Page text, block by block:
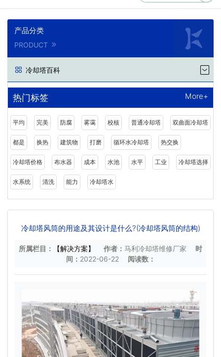
产品分类
PRODUCT
冷却塔百科
热门标签 More+
平均 完美 防腐 雾霭 校核 普通冷却塔 双曲面冷却塔
都是 换热 建筑物 打磨 循环水冷却塔 热交换
冷却塔价格 布水器 成本 水池 水平 工业 冷却塔选择
水系统 清洗 能力 冷却塔水
冷却塔风筒的用途及其设计是什么?(冷却塔风筒的结构)
所属栏目： 【解决方案】 作者： 马利冷却塔维修厂家
时
间： 2022-06-22 阅读数：